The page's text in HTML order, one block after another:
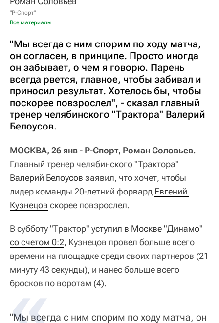
"Р-Спорт"
Все материалы
"Мы всегда с ним спорим по ходу матча,
он согласен, в принципе. Просто иногда
он забывает, о чем я говорю. Парень
всегда рвется, главное, чтобы забивал и
приносил результат. Хотелось бы, чтобы
поскорее повзрослел", - сказал главный
тренер челябинского "Трактора" Валерий
Белоусов.
МОСКВА, 26 янв - Р-Спорт, Роман Соловьев.
Главный тренер челябинского "Трактора"
Валерий Белоусов заявил, что хочет, чтобы
лидер команды 20-летний форвард Евгений
Кузнецов скорее повзрослел.
В субботу "Трактор" уступил в Москве "Динамо"
со счетом 0:2, Кузнецов провел больше всего
времени на площадке среди своих партнеров (21
минуту 43 секунды), и нанес больше всего
бросков по воротам (4).
"Мы всегда с ним спорим по ходу матча, он